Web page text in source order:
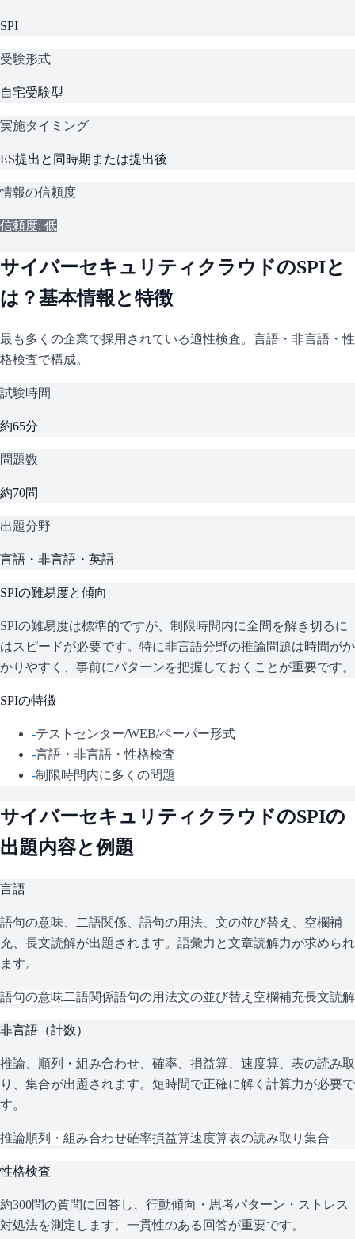
SPI
受験形式
自宅受験型
実施タイミング
ES提出と同時期または提出後
情報の信頼度
信頼度: 低
サイバーセキュリティクラウドのSPIと
は？基本情報と特徴
最も多くの企業で採用されている適性検査。言語・非言語・性
格検査で構成。
試験時間
約65分
問題数
約70問
出題分野
言語・非言語・英語
SPIの難易度と傾向
SPIの難易度は標準的ですが、制限時間内に全問を解き切るに
はスピードが必要です。特に非言語分野の推論問題は時間がか
かりやすく、事前にパターンを把握しておくことが重要です。
SPIの特徴
-テストセンター/WEB/ペーパー形式
-言語・非言語・性格検査
-制限時間内に多くの問題
サイバーセキュリティクラウドのSPIの
出題内容と例題
言語
語句の意味、二語関係、語句の用法、文の並び替え、空欄補
充、長文読解が出題されます。語彙力と文章読解力が求められ
ます。
語句の意味二語関係語句の用法文の並び替え 空欄補充長文読解
非言語（計数）
推論、順列・組み合わせ、確率、損益算、速度算、表の読み取
り、集合が出題されます。短時間で正確に解く計算力が必要で
す。
推論順列・組み合わせ確率損益算速度算表の読み取り 集合
性格検査
約300問の質問に回答し、行動傾向・思考パターン・ストレス
対処法を測定します。一貫性のある回答が重要です。